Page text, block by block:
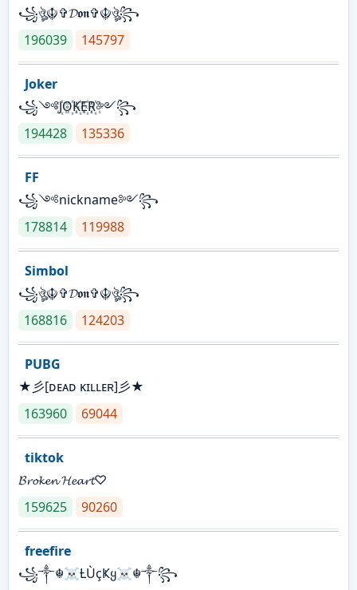
꧁ঔৣ☬✞𝓓𝖔𝖓✞☬ঔৣ꧂
196039
145797
Joker
꧁༺J꙰O꙰K꙰E꙰R꙰༻꧂
194428
135336
FF
꧁༺nickname༻꧂
178814
119988
Simbol
꧁ঔৣ☬✞𝓓𝖔𝖓✞☬ঔৣ꧂
168816
124203
PUBG
★彡[ᴅᴇᴀᴅ ᴋɪʟʟᴇʀ]彡★
163960
69044
tiktok
𝓑𝓻𝓸𝓴𝓮𝓷 𝓗𝓮𝓪𝓻𝓽♡
159625
90260
freefire
꧁༒☬☠Ƚ︎ÙçҜყ☠︎☬༒꧂